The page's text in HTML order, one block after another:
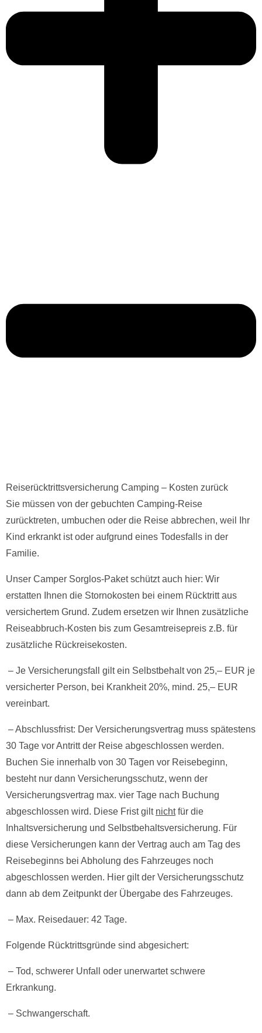
Reiserücktrittsversicherung Camping – Kosten zurück
Sie müssen von der gebuchten Camping-Reise
zurücktreten, umbuchen oder die Reise abbrechen, weil Ihr
Kind erkrankt ist oder aufgrund eines Todesfalls in der
Familie.
Unser Camper Sorglos-Paket schützt auch hier: Wir
erstatten Ihnen die Stornokosten bei einem Rücktritt aus
versichertem Grund. Zudem ersetzen wir Ihnen zusätzliche
Reiseabbruch-Kosten bis zum Gesamtreisepreis z.B. für
zusätzliche Rückreisekosten.
– Je Versicherungsfall gilt ein Selbstbehalt von 25,– EUR je
versicherter Person, bei Krankheit 20%, mind. 25,– EUR
vereinbart.
– Abschlussfrist: Der Versicherungsvertrag muss spätestens
30 Tage vor Antritt der Reise abgeschlossen werden.
Buchen Sie innerhalb von 30 Tagen vor Reisebeginn,
besteht nur dann Versicherungsschutz, wenn der
Versicherungsvertrag max. vier Tage nach Buchung
abgeschlossen wird. Diese Frist gilt nichtfür die
Inhaltsversicherung und Selbstbehaltsversicherung. Für
diese Versicherungen kann der Vertrag auch am Tag des
Reisebeginns bei Abholung des Fahrzeuges noch
abgeschlossen werden. Hier gilt der Versicherungsschutz
dann ab dem Zeitpunkt der Übergabe des Fahrzeuges.
– Max. Reisedauer: 42 Tage.
Folgende Rücktrittsgründe sind abgesichert:
– Tod, schwerer Unfall oder unerwartet schwere
Erkrankung.
– Schwangerschaft.